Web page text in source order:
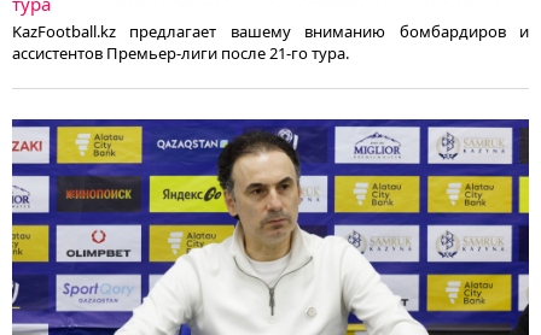
KazFootball.kz предлагает вашему вниманию бомбардиров и
ассистентов Премьер-лиги после 21-го тура.